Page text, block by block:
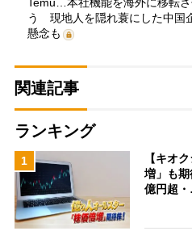
う 現地人を隠れ蓑にした中国
懸念も
関連記事
ランキング
1
【キオ
増」も
億円超